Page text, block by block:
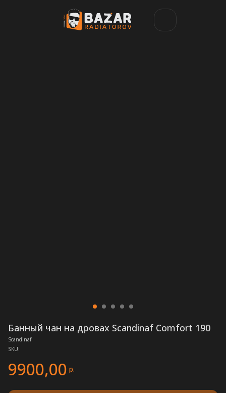
Банный чан на дровах Scandinaf Comfort 190
Scandinaf
SKU:
9900,00 р.